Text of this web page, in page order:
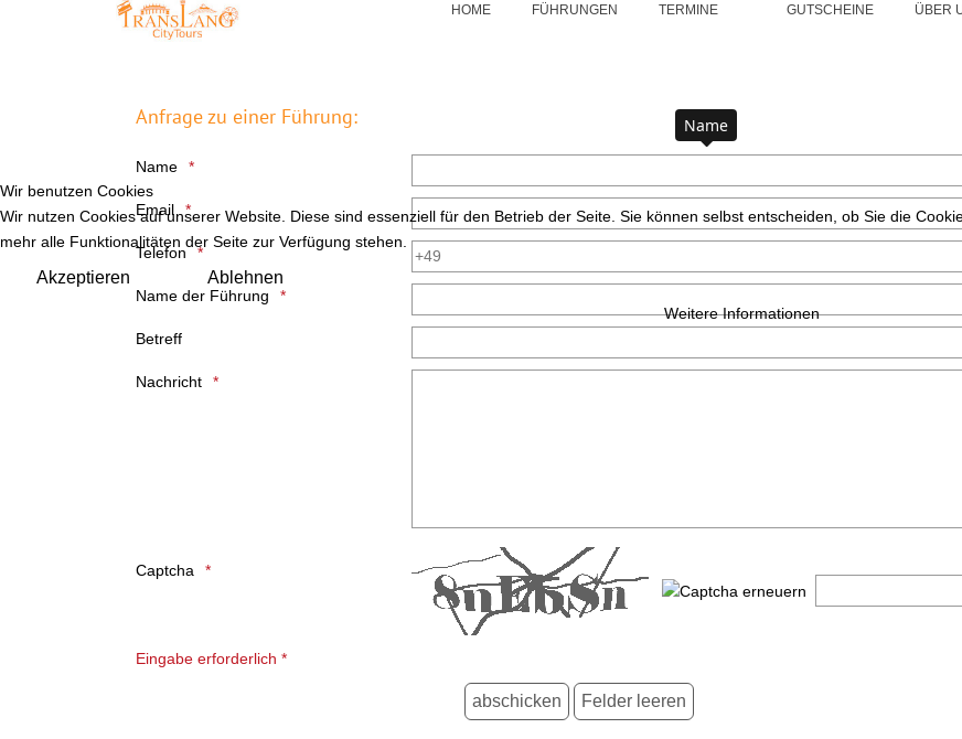
HOME FÜHRUNGEN TERMINE GUTSCHEINE ÜBER
Anfrage zu einer Führung:
Name
Email
Telefon
Name der Führung
Betreff
Nachricht
Captcha
Eingabe erforderlich *
Wir benutzen Cookies
Wir nutzen Cookies auf unserer Website. Diese sind essenziell für den Betrieb der Seite. Sie können selbst entscheiden, ob Sie die
mehr alle Funktionalitäten der Seite zur Verfügung stehen.
Akzeptieren Ablehnen
Weitere Informationen
Name